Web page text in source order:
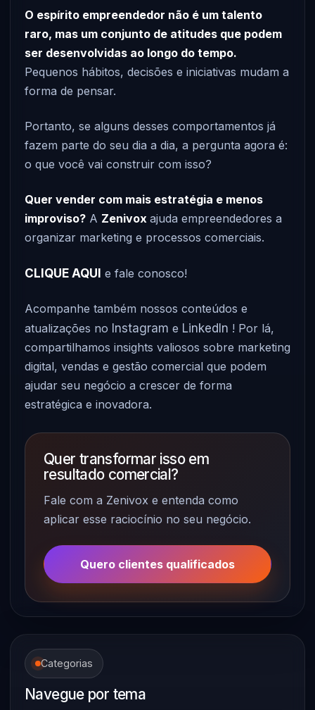
O espírito empreendedor não é um talento
raro, mas um conjunto de atitudes que podem
ser desenvolvidas ao longo do tempo.
Pequenos hábitos, decisões e iniciativas mudam a
forma de pensar.
Portanto, se alguns desses comportamentos já
fazem parte do seu dia a dia, a pergunta agora é:
o que você vai construir com isso?
Quer vender com mais estratégia e menos
improviso? A Zenivox ajuda empreendedores a
organizar marketing e processos comerciais.
CLIQUE AQUI e fale conosco!
Acompanhe também nossos conteúdos e
atualizações no Instagram e LinkedIn ! Por lá,
compartilhamos insights valiosos sobre marketing
digital, vendas e gestão comercial que podem
ajudar seu negócio a crescer de forma
estratégica e inovadora.
Quer transformar isso em
resultado comercial?
Fale com a Zenivox e entenda como
aplicar esse raciocínio no seu negócio.
Quero clientes qualificados
Categorias
Navegue por tema